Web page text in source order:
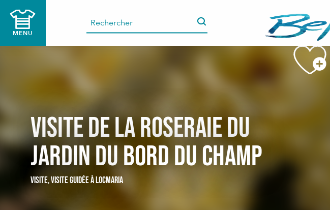
contenu
MENU
Voir les photos (8)
Visite de la Roseraie du
jardin du Bord du champ
VISITE,VISITE GUIDÉEÀ LOCMARIA